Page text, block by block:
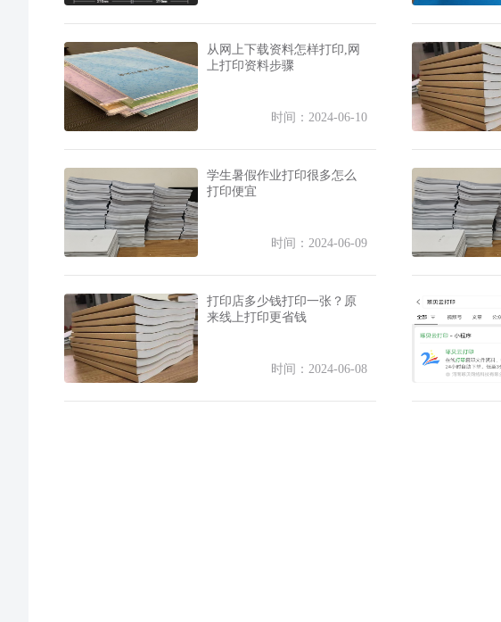
从网上下载资料怎样打印,网
上打印资料步骤
时间：2024-06-10
学生暑假作业打印很多怎么
打印便宜
时间：2024-06-09
打印店多少钱打印一张？原
来线上打印更省钱
时间：2024-06-08